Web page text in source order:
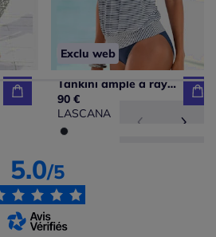
Exclu web
Tankini ample à rayures avec bords-côtes ajustés et bonnets intégrés
90 €
LASCANA
5.0/5